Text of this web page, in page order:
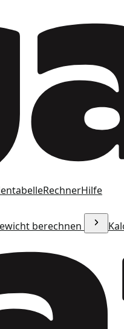
RechnerHilfe
berechnen